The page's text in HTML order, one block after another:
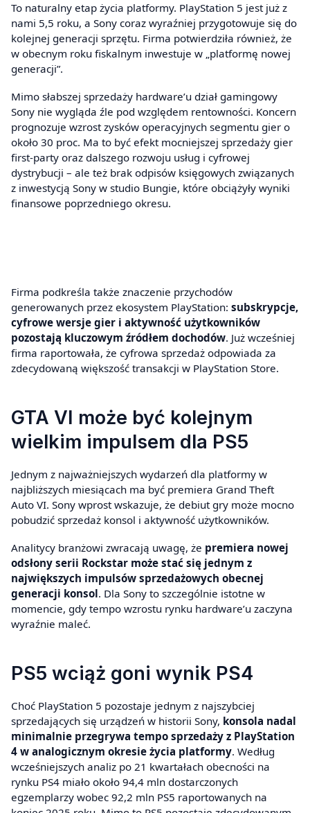
To naturalny etap życia platformy. PlayStation 5 jest już z
nami 5,5 roku, a Sony coraz wyraźniej przygotowuje się do
kolejnej generacji sprzętu. Firma potwierdziła również, że
w obecnym roku fiskalnym inwestuje w „platformę nowej
generacji”.
Mimo słabszej sprzedaży hardware’u dział gamingowy
Sony nie wygląda źle pod względem rentowności. Koncern
prognozuje wzrost zysków operacyjnych segmentu gier o
około 30 proc. Ma to być efekt mocniejszej sprzedaży gier
first-party oraz dalszego rozwoju usług i cyfrowej
dystrybucji – ale też brak odpisów księgowych związanych
z inwestycją Sony w studio Bungie, które obciążyły wyniki
finansowe poprzedniego okresu.
Firma podkreśla także znaczenie przychodów
generowanych przez ekosystem PlayStation: subskrypcje,
cyfrowe wersje gier i aktywność użytkowników
pozostają kluczowym źródłem dochodów. Już wcześniej
firma raportowała, że cyfrowa sprzedaż odpowiada za
zdecydowaną większość transakcji w PlayStation Store.
GTA VI może być kolejnym
wielkim impulsem dla PS5
Jednym z najważniejszych wydarzeń dla platformy w
najbliższych miesiącach ma być premiera Grand Theft
Auto VI. Sony wprost wskazuje, że debiut gry może mocno
pobudzić sprzedaż konsol i aktywność użytkowników.
Analitycy branżowi zwracają uwagę, że premiera nowej
odsłony serii Rockstar może stać się jednym z
największych impulsów sprzedażowych obecnej
generacji konsol. Dla Sony to szczególnie istotne w
momencie, gdy tempo wzrostu rynku hardware’u zaczyna
wyraźnie maleć.
PS5 wciąż goni wynik PS4
Choć PlayStation 5 pozostaje jednym z najszybciej
sprzedających się urządzeń w historii Sony, konsola nadal
minimalnie przegrywa tempo sprzedaży z PlayStation
4 w analogicznym okresie życia platformy. Według
wcześniejszych analiz po 21 kwartałach obecności na
rynku PS4 miało około 94,4 mln dostarczonych
egzemplarzy wobec 92,2 mln PS5 raportowanych na